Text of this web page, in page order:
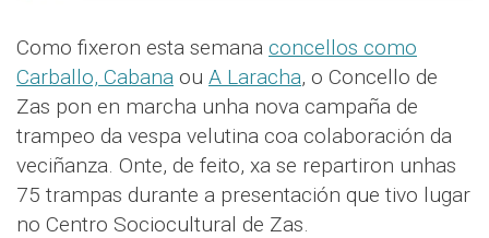
Como fixeron esta semana concellos como
Carballo, Cabana ou A Laracha, o Concello de
Zas pon en marcha unha nova campaña de
trampeo da vespa velutina coa colaboración da
veciñanza. Onte, de feito, xa se repartiron unhas
75 trampas durante a presentación que tivo lugar
no Centro Sociocultural de Zas.